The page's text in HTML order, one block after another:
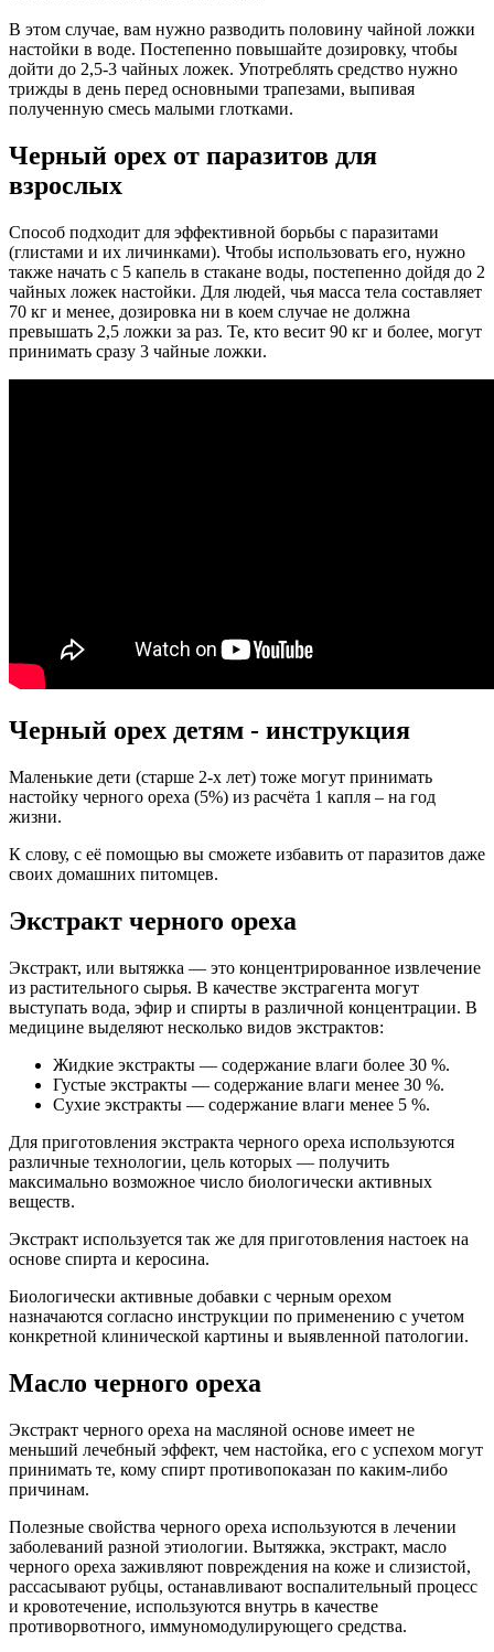
В этом случае, вам нужно разводить половину чайной ложки
настойки в воде. Постепенно повышайте дозировку, чтобы
дойти до 2,5-3 чайных ложек. Употреблять средство нужно
трижды в день перед основными трапезами, выпивая
полученную смесь малыми глотками.
Черный орех от паразитов для
взрослых
Способ подходит для эффективной борьбы с паразитами
(глистами и их личинками). Чтобы использовать его, нужно
также начать с 5 капель в стакане воды, постепенно дойдя до 2
чайных ложек настойки. Для людей, чья масса тела составляет
70 кг и менее, дозировка ни в коем случае не должна
превышать 2,5 ложки за раз. Те, кто весит 90 кг и более, могут
принимать сразу 3 чайные ложки.
Черный орех детям - инструкция
Маленькие дети (старше 2-х лет) тоже могут принимать
настойку черного ореха (5%) из расчёта 1 капля – на год
жизни.
К слову, с её помощью вы сможете избавить от паразитов даже
своих домашних питомцев.
Экстракт черного ореха
Экстракт, или вытяжка — это концентрированное извлечение
из растительного сырья. В качестве экстрагента могут
выступать вода, эфир и спирты в различной концентрации. В
медицине выделяют несколько видов экстрактов:
Жидкие экстракты — содержание влаги более 30 %.
Густые экстракты — содержание влаги менее 30 %.
Сухие экстракты — содержание влаги менее 5 %.
Для приготовления экстракта черного ореха используются
различные технологии, цель которых — получить
максимально возможное число биологически активных
веществ.
Экстракт используется так же для приготовления настоек на
основе спирта и керосина.
Биологически активные добавки с черным орехом
назначаются согласно инструкции по применению с учетом
конкретной клинической картины и выявленной патологии.
Масло черного ореха
Экстракт черного ореха на масляной основе имеет не
меньший лечебный эффект, чем настойка, его с успехом могут
принимать те, кому спирт противопоказан по каким-либо
причинам.
Полезные свойства черного ореха используются в лечении
заболеваний разной этиологии. Вытяжка, экстракт, масло
черного ореха заживляют повреждения на коже и слизистой,
рассасывают рубцы, останавливают воспалительный процесс
и кровотечение, используются внутрь в качестве
противорвотного, иммуномодулирующего средства.